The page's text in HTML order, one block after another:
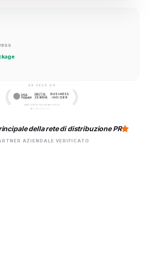
della rete di distribuzione PR
AZIENDALE VERIFICATO